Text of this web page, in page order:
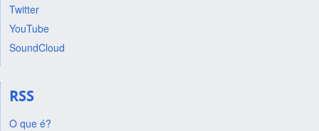
Twitter
YouTube
SoundCloud
RSS
O que é?